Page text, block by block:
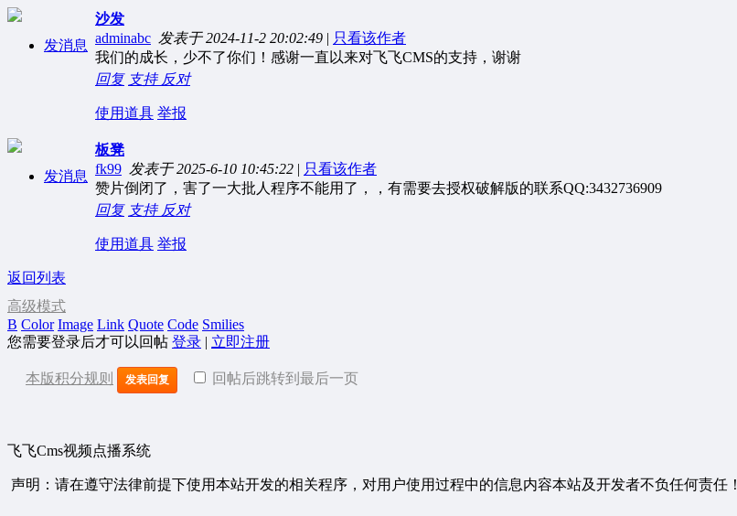
发消息
沙发
adminabc 发表于 2024-11-2 20:02:49 | 只看该作者
我们的成长，少不了你们！感谢一直以来对飞飞CMS的支持，谢谢
回复 支持 反对
使用道具 举报
发消息
板凳
fk99 发表于 2025-6-10 10:45:22 | 只看该作者
赞片倒闭了，害了一大批人程序不能用了，，有需要去授权破解版的联系QQ:3432736909
回复 支持 反对
使用道具 举报
返回列表
高级模式
B Color Image Link Quote Code Smilies
您需要登录后才可以回帖 登录 | 立即注册
本版积分规则 发表回复 回帖后跳转到最后一页
飞飞Cms视频点播系统
声明：请在遵守法律前提下使用本站开发的相关程序，对用户使用过程中的信息内容本站及开发者不负任何责任！